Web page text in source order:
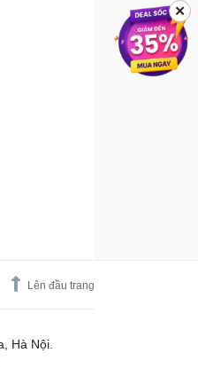
Lên đầu trang
Hà Nội.
✕